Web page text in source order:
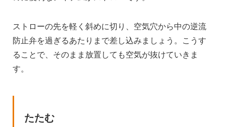
ストローの先を軽く斜めに切り、空気穴から中の逆流
防止弁を過ぎるあたりまで差し込みましょう。こうす
ることで、そのまま放置しても空気が抜けていきま
す。
たたむ